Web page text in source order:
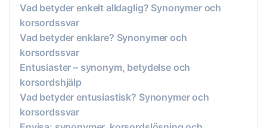
Vad betyder enkelt alldaglig? Synonymer och
korsordssvar
Vad betyder enklare? Synonymer och
korsordssvar
Entusiaster – synonym, betydelse och
korsordshjälp
Vad betyder entusiastisk? Synonymer och
korsordssvar